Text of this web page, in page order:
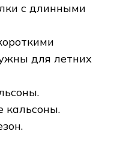
с длинными
для летних
кальсоны.